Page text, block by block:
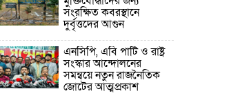
সংরক্ষিত কবরস্থানে
দুর্বৃত্তদের আগুন
এনসিপি, এবি পার্টি ও রাষ্ট্র
সংস্কার আন্দোলনের
সমন্বয়ে নতুন রাজনৈতিক
জোটের আত্মপ্রকাশ